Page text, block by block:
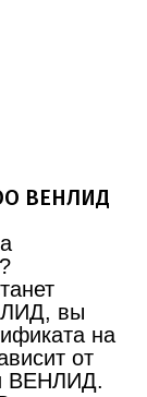
ВЕНЛИД
вы
на
от
ВЕНЛИД.